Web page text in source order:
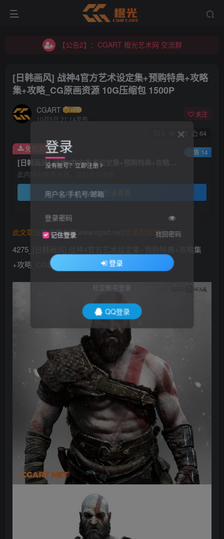
【公告2】：CGART 橙光艺术网 交流群
【公告2】：CGART 橙光艺术网 交流群
[日韩画风] 战神4官方艺术设定集+预购特典+攻略
集+攻略_CG原画资源 10G压缩包 1500P
CGART
10月5日 21:14发布
关注
133 64
此内容为免费资源，请登录后查看
登录查看
免费资源 已售 14
此文章由 橙光艺术网(www.cgart.net) 收集整理发布
4275_[日韩画风] 战神4官方艺术设定集+预购特典+攻略集
+攻略_CG原画资源 10G压缩包 1500P
登录
没有账号？立即注册
用户名/手机号/邮箱
登录密码
记住登录 找回密码
登录
社交账号登录
QQ登录